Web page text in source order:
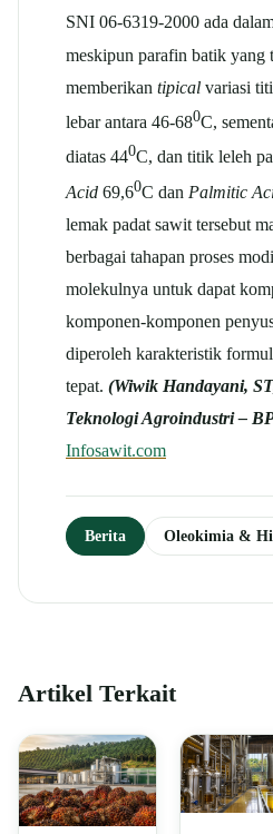
SNI 06-6319-2000 ada
meskipun parafin batik yang
memberikan tipical variasi
lebar antara 46-680C,
diatas 440C, dan titik leleh
Acid 69,60C dan Palmitic
lemak padat sawit tersebut
berbagai tahapan proses
molekulnya untuk dapat
komponen-komponen
diperoleh karakteristik
tepat. (Wiwik Handayani,
Teknologi Agroindustri –
Infosawit.com
Berita Oleokimia &
Artikel Terkait